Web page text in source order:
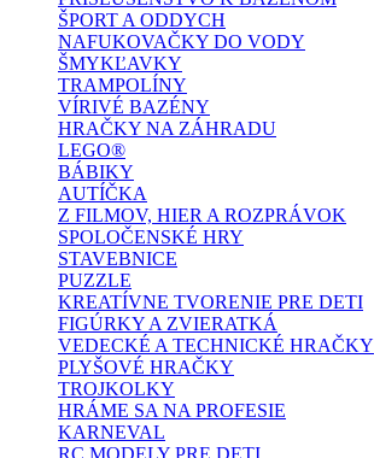
ŠPORT A ODDYCH
NAFUKOVAČKY DO VODY
ŠMYKĽAVKY
TRAMPOLÍNY
VÍRIVÉ BAZÉNY
HRAČKY NA ZÁHRADU
LEGO®
BÁBIKY
AUTÍČKA
Z FILMOV, HIER A ROZPRÁVOK
SPOLOČENSKÉ HRY
STAVEBNICE
PUZZLE
KREATÍVNE TVORENIE PRE DETI
FIGÚRKY A ZVIERATKÁ
VEDECKÉ A TECHNICKÉ HRAČKY
PLYŠOVÉ HRAČKY
TROJKOLKY
HRÁME SA NA PROFESIE
KARNEVAL
RC MODELY PRE DETI